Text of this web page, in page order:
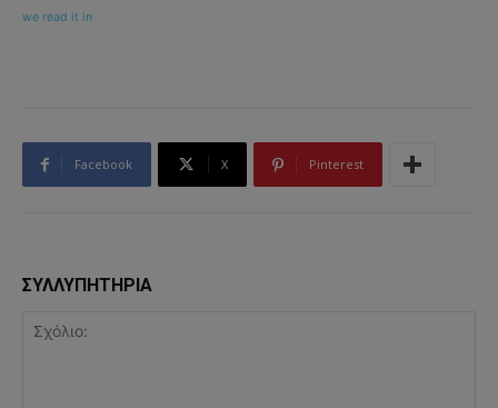
we read it in
Facebook X Pinterest
ΣΥΛΛΥΠΗΤΗΡΙΑ